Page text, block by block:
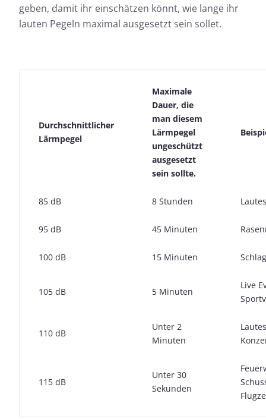
geben, damit ihr einschätzen könnt, wie lange ihr
lauten Pegeln maximal ausgesetzt sein sollet.
Durchschnittlicher
Lärmpegel
Maximale
Dauer, die
man diesem
Lärmpegel
ungeschützt
ausgesetzt
sein sollte.
85 dB 8 Stunden
95 dB 45 Minuten
100 dB 15 Minuten
105 dB 5 Minuten
Live
110 dB
Unter 2
Minuten
115 dB
Unter 30
Sekunden